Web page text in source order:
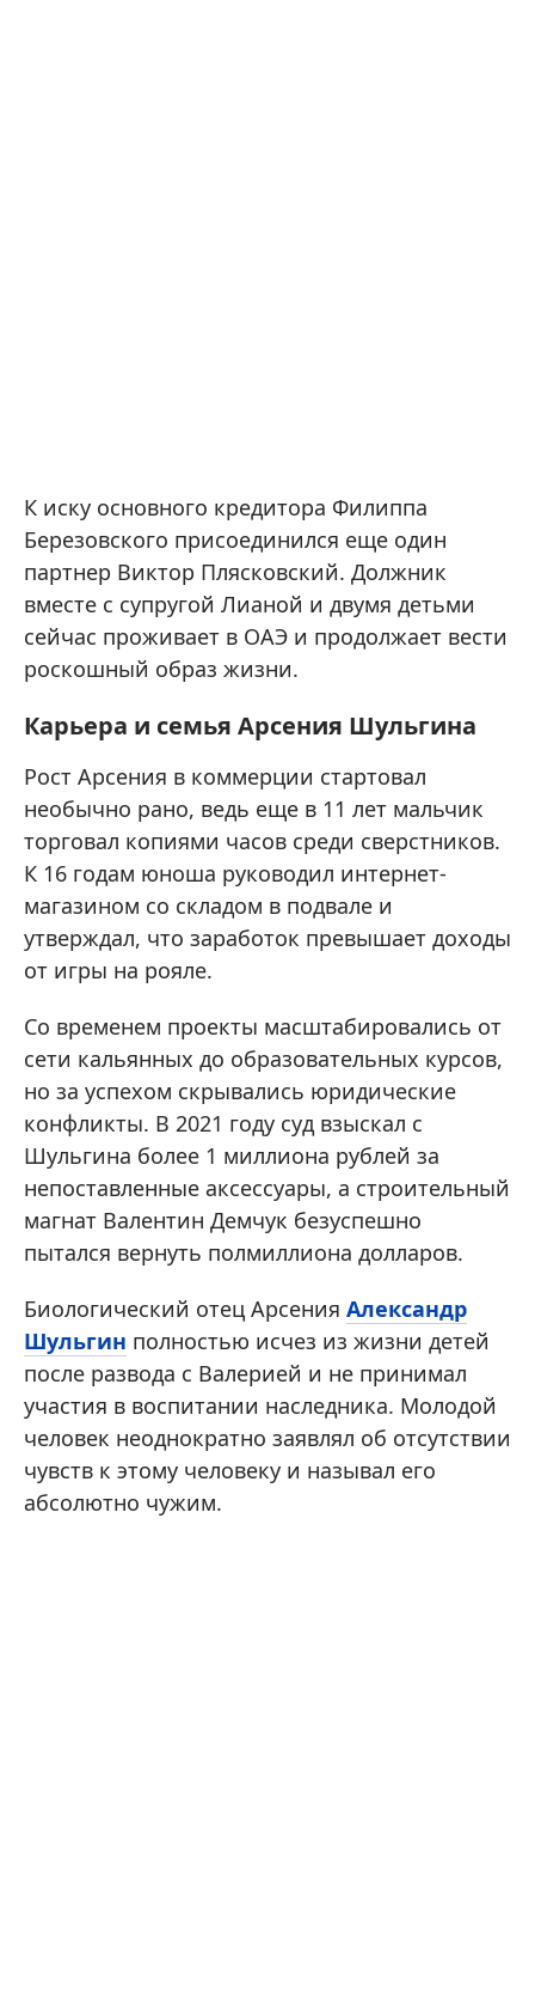
К иску основного кредитора Филиппа
Березовского присоединился еще один
партнер Виктор Плясковский. Должник
вместе с супругой Лианой и двумя детьми
сейчас проживает в ОАЭ и продолжает вести
роскошный образ жизни.
Карьера и семья Арсения Шульгина
Рост Арсения в коммерции стартовал
необычно рано, ведь еще в 11 лет мальчик
торговал копиями часов среди сверстников.
К 16 годам юноша руководил интернет-
магазином со складом в подвале и
утверждал, что заработок превышает доходы
от игры на рояле.
Со временем проекты масштабировались от
сети кальянных до образовательных курсов,
но за успехом скрывались юридические
конфликты. В 2021 году суд взыскал с
Шульгина более 1 миллиона рублей за
непоставленные аксессуары, а строительный
магнат Валентин Демчук безуспешно
пытался вернуть полмиллиона долларов.
Биологический отец Арсения Александр
Шульгин полностью исчез из жизни детей
после развода с Валерией и не принимал
участия в воспитании наследника. Молодой
человек неоднократно заявлял об отсутствии
чувств к этому человеку и называл его
абсолютно чужим.